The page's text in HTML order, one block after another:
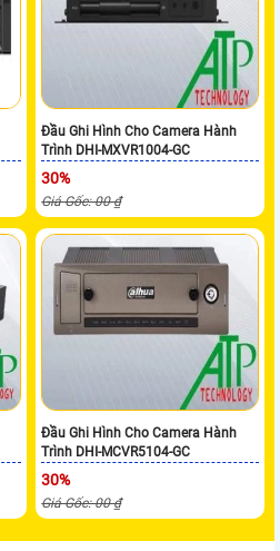
Đầu Ghi Hình Cho Camera Hành
Trình DHI-MXVR1004-GC
30%
Giá Gốc: 00 ₫
Đầu Ghi Hình Cho Camera Hành
Trình DHI-MCVR5104-GC
30%
Giá Gốc: 00 ₫